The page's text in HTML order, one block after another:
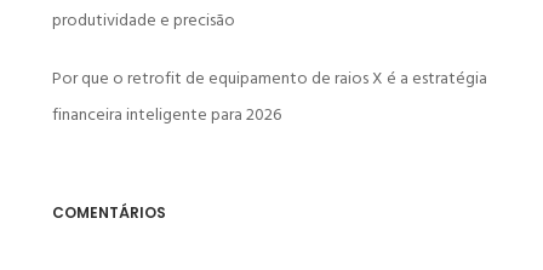
produtividade e precisão
Por que o retrofit de equipamento de raios X é a estratégia
financeira inteligente para 2026
COMENTÁRIOS